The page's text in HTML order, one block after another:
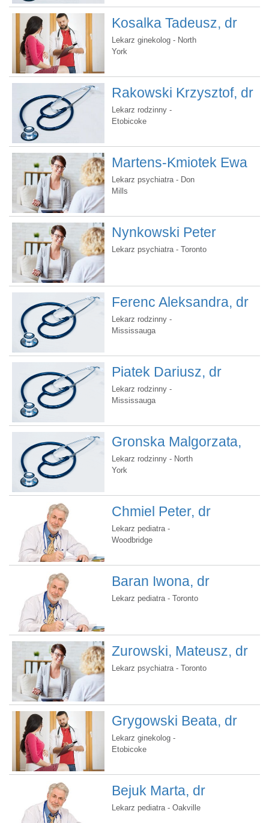
Kosalka Tadeusz, dr
Lekarz ginekolog - North
York
Rakowski Krzysztof, dr
Lekarz rodzinny -
Etobicoke
Martens-Kmiotek Ewa
Lidia, dr.
Lekarz psychiatra - Don
Mills
Nynkowski Peter
Arthur, dr
Lekarz psychiatra - Toronto
Ferenc Aleksandra, dr
Lekarz rodzinny -
Mississauga
Piatek Dariusz, dr
Lekarz rodzinny -
Mississauga
Gronska Malgorzata,
dr.
Lekarz rodzinny - North
York
Chmiel Peter, dr
Lekarz pediatra -
Woodbridge
Baran Iwona, dr
Lekarz pediatra - Toronto
Zurowski, Mateusz, dr
Lekarz psychiatra - Toronto
Grygowski Beata, dr
Lekarz ginekolog -
Etobicoke
Bejuk Marta, dr
Lekarz pediatra - Oakville